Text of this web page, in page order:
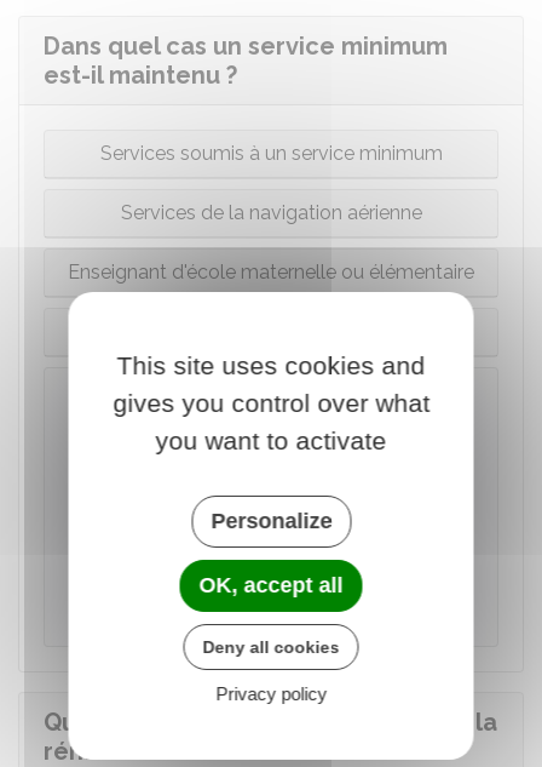
Dans quel cas un service minimum
est-il maintenu ?
Services soumis à un service minimum
Services de la navigation aérienne
Enseignant d'école maternelle ou élémentaire
Rappel
Un agent gréviste n'est pas obligé d'informer
son administration de son intention de faire
grève. Toutefois, un enseignant d'école
maternelle ou élémentaire ou l'agent d'une
structure soumise à un service minium doit
informer à l'avance son administration de son
intention de faire grève.
Quels sont les effets de la grève sur la
rémunération ?
This site uses cookies and
gives you control over what
you want to activate
Personalize
OK, accept all
Deny all cookies
Privacy policy